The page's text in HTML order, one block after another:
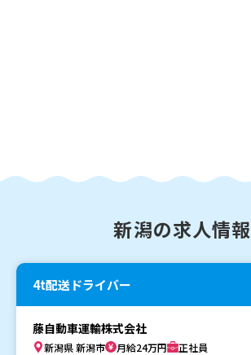
新潟の求人情報
4t配送ドライバー
藤自動車運輸株式会社
新潟県 新潟市 月給24万円 正社員